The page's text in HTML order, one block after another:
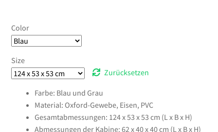
Color
Size
Zurücksetzen
Farbe: Blau und Grau
Material: Oxford-Gewebe, Eisen, PVC
Gesamtabmessungen: 124 x 53 x 53 cm (L x B x H)
Abmessungen der Kabine: 62 x 40 x 40 cm (L x B x H)